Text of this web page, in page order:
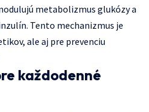
metabolizmus glukózy a
Tento mechanizmus je
ale aj pre prevenciu
každodenné